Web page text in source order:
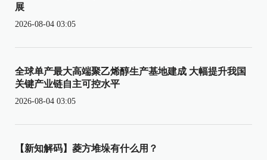
展
2026-08-04 03:05
全球单产最大高端聚乙烯醇生产基地建成 大幅提升我国
关键产业链自主可控水平
2026-08-04 03:05
【新知解码】菱方堆垛有什么用？